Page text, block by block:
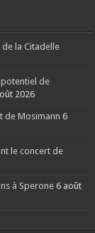
la Citadelle
potentiel de
2026
de Mosimann 6
le concert de
à Sperone 6 août